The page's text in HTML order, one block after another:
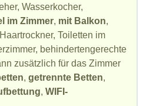
Wasserkocher,
im Zimmer, mit Balkon,
Toiletten im
behindertengerechte
zusätzlich für das Zimmer
, getrennte Betten,
, WIFI-